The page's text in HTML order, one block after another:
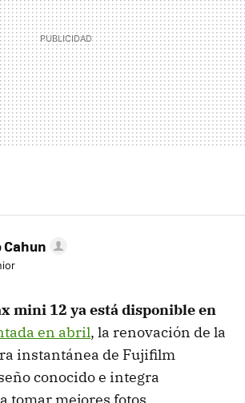
mini 12 ya está disponible en
en abril, la renovación de la
instantánea de Fujifilm
conocido e integra
tomar mejores fotos.